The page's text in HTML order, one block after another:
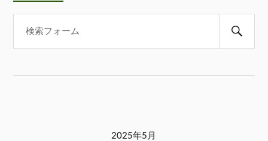
2025年5月